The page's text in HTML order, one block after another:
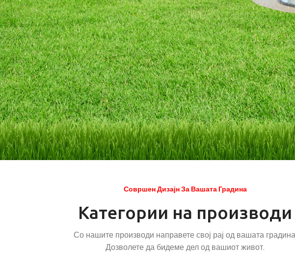
Совршен Дизајн За Вашата Градина
Категории на производи
Со нашите производи направете свој рај од вашата
Дозволете да бидеме дел од вашиот живот.